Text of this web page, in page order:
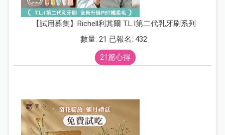
【試用募集】Richell利其爾 T.L.I第二代乳牙刷系列
數量: 21 已報名: 432
21篇心得